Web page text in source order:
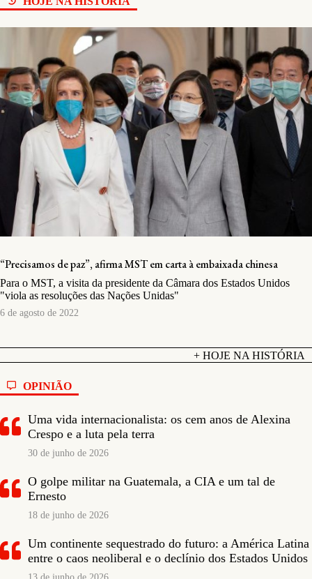
“Precisamos de paz”, afirma MST em carta à embaixada chinesa
Para o MST, a visita da presidente da Câmara dos Estados Unidos
"viola as resoluções das Nações Unidas"
6 de agosto de 2022
+ HOJE NA HISTÓRIA
OPINIÃO
Uma vida internacionalista: os cem anos de Alexina
Crespo e a luta pela terra
30 de junho de 2026
O golpe militar na Guatemala, a CIA e um tal de
Ernesto
18 de junho de 2026
Um continente sequestrado do futuro: a América Latina
entre o caos neoliberal e o declínio dos Estados Unidos